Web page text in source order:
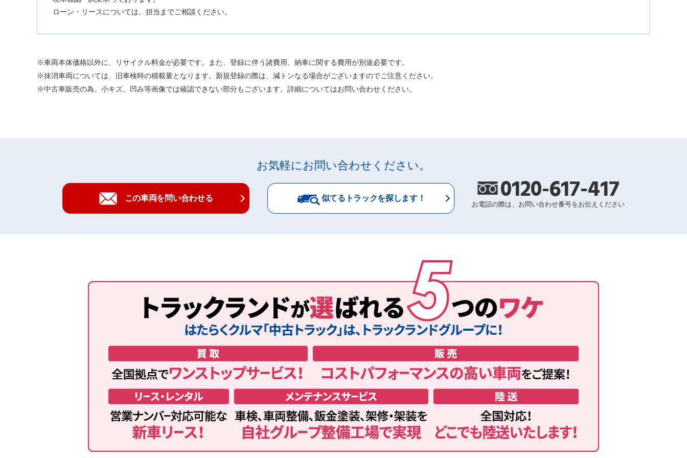
ローン・リースについては、担当までご相談ください。
車両本体価格以外に、リサイクル料金が必要です。また、登録に伴う諸費用、納車に関する費用が別途必要です。
抹消車両については、旧車検時の積載量となります。新規登録の際は、減トンなる場合がございますのでご注意ください。
中古車販売の為、小キズ、凹み等画像では確認できない部分もございます。詳細についてはお問い合わせください。
お気軽にお問い合わせください。
この車両を問い合わせる 似てるトラックを探します！ 0120-617-417
お電話の際は、お問い合わせ番号をお伝えください